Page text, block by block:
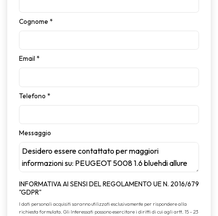
Cognome *
Email *
Telefono *
Messaggio
INFORMATIVA AI SENSI DEL REGOLAMENTO UE N. 2016/679
"GDPR"
I dati personali acquisiti saranno utilizzati esclusivamente per rispondere alla
richiesta formulata. Gli Interessati possono esercitare i diritti di cui agli artt. 15 - 23